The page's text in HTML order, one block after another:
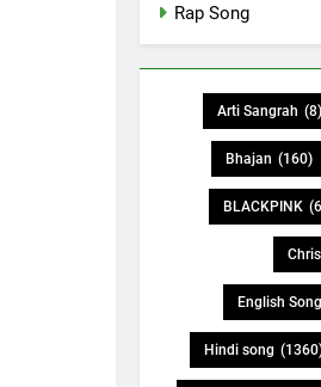
Rap Song
Arti Sangrah (8)
Bhajan (160)
BLACKPINK
English
Hindi song